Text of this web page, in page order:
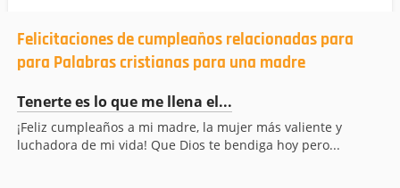
Felicitaciones de cumpleaños relacionadas para
para Palabras cristianas para una madre
Tenerte es lo que me llena el...
¡Feliz cumpleaños a mi madre, la mujer más valiente y
luchadora de mi vida! Que Dios te bendiga hoy pero...